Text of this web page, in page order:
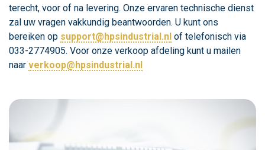
terecht, voor of na levering. Onze ervaren technische dienst
zal uw vragen vakkundig beantwoorden. U kunt ons
bereiken op support@hpsindustrial.nl of telefonisch via
033-2774905. Voor onze verkoop afdeling kunt u mailen
naar verkoop@hpsindustrial.nl